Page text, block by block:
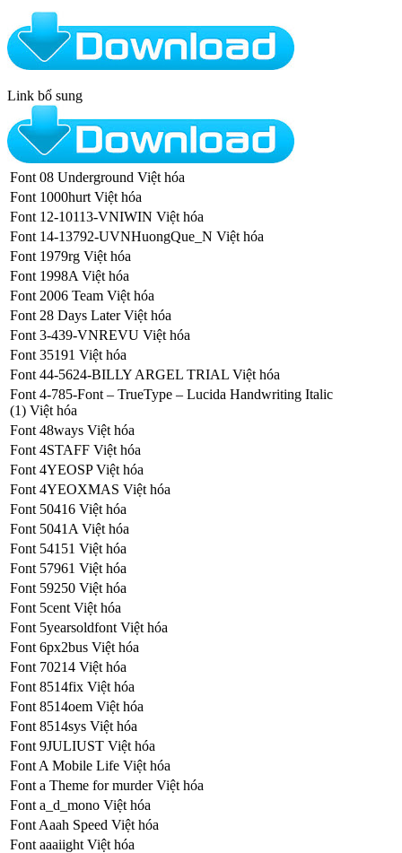
Link bổ sung
Font 08 Underground Việt hóa
Font 1000hurt Việt hóa
Font 12-10113-VNIWIN Việt hóa
Font 14-13792-UVNHuongQue_N Việt hóa
Font 1979rg Việt hóa
Font 1998A Việt hóa
Font 2006 Team Việt hóa
Font 28 Days Later Việt hóa
Font 3-439-VNREVU Việt hóa
Font 35191 Việt hóa
Font 44-5624-BILLY ARGEL TRIAL Việt hóa
Font 4-785-Font – TrueType – Lucida Handwriting Italic
(1) Việt hóa
Font 48ways Việt hóa
Font 4STAFF Việt hóa
Font 4YEOSP Việt hóa
Font 4YEOXMAS Việt hóa
Font 50416 Việt hóa
Font 5041A Việt hóa
Font 54151 Việt hóa
Font 57961 Việt hóa
Font 59250 Việt hóa
Font 5cent Việt hóa
Font 5yearsoldfont Việt hóa
Font 6px2bus Việt hóa
Font 70214 Việt hóa
Font 8514fix Việt hóa
Font 8514oem Việt hóa
Font 8514sys Việt hóa
Font 9JULIUST Việt hóa
Font A Mobile Life Việt hóa
Font a Theme for murder Việt hóa
Font a_d_mono Việt hóa
Font Aaah Speed Việt hóa
Font aaaiight Việt hóa